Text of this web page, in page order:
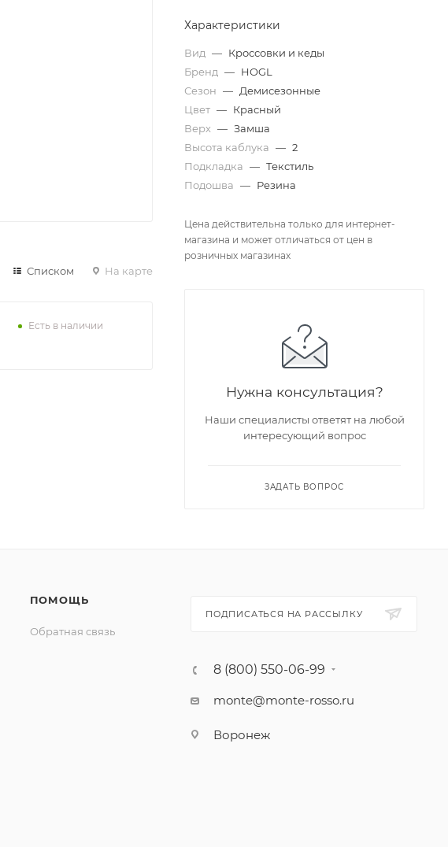
Списком На карте
Есть в наличии
Характеристики
Вид — Кроссовки и кеды
Бренд — HOGL
Сезон — Демисезонные
Цвет — Красный
Верх — Замша
Высота каблука — 2
Подкладка — Текстиль
Подошва — Резина
Цена действительна только для интернет-
магазина и может отличаться от цен в
розничных магазинах
Нужна консультация?
Наши специалисты ответят на любой
интересующий вопрос
ЗАДАТЬ ВОПРОС
ПОМОЩЬ
Обратная связь
ПОДПИСАТЬСЯ НА РАССЫЛКУ
8 (800) 550-06-99
monte@monte-rosso.ru
Воронеж